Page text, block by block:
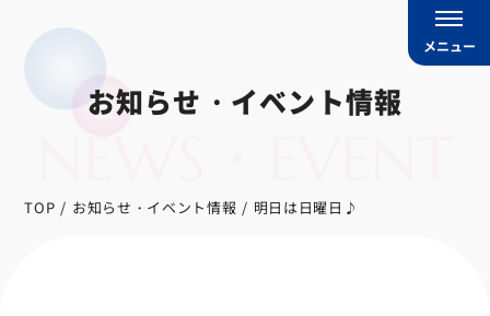
メニュー
お知らせ・イベント情報
TOP お知らせ・イベント情報 明日は日曜日♪